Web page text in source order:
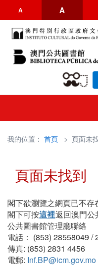
A A
我的位置： 首頁 > 頁面未
頁面未找到
閣下欲瀏覽之網頁已不存
閣下可按這裡返回澳門公
公共圖書館管理廳聯絡
電話： (853) 28558049 /
傳真: (853) 2831 4456
電郵: Inf.BP@icm.gov.mo